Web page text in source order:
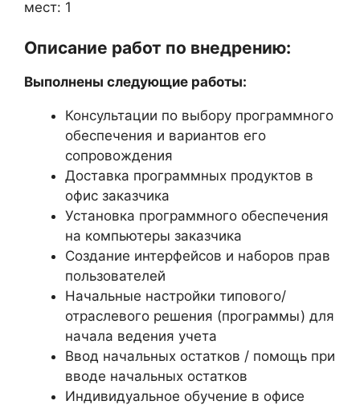
мест: 1
Описание работ по внедрению:
Выполнены следующие работы:
Консультации по выбору программного
обеспечения и вариантов его
сопровождения
Доставка программных продуктов в
офис заказчика
Установка программного обеспечения
на компьютеры заказчика
Создание интерфейсов и наборов прав
пользователей
Начальные настройки типового/
отраслевого решения (программы) для
начала ведения учета
Ввод начальных остатков / помощь при
вводе начальных остатков
Индивидуальное обучение в офисе